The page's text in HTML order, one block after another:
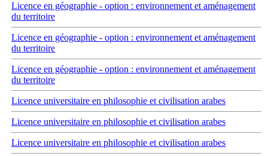
Licence en géographie - option : environnement et aménagement
du territoire
Licence en géographie - option : environnement et aménagement
du territoire
Licence en géographie - option : environnement et aménagement
du territoire
Licence universitaire en philosophie et civilisation arabes
Licence universitaire en philosophie et civilisation arabes
Licence universitaire en philosophie et civilisation arabes